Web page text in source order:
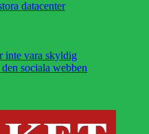
datacenter
inte vara skyldig
sociala webben